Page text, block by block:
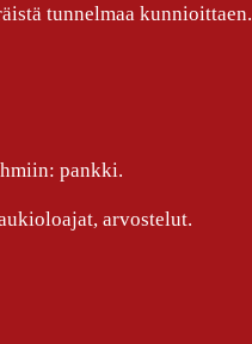
tunnelmaa kunnioittaen.
pankki.
arvostelut.